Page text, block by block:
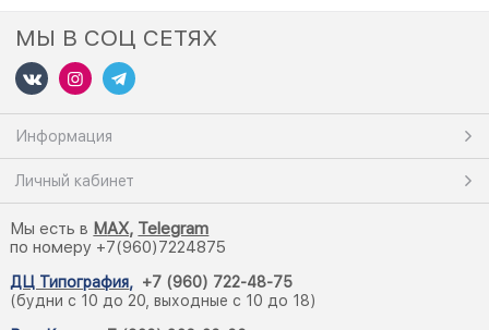
МЫ В СОЦ СЕТЯХ
Информация
Личный кабинет
Мы есть в MAX, Telegram
по номеру +7(960)7224875
ДЦ Типография, +7 (960) 722-48-75
(будни с 10 до 20, выходные с 10 до 18)